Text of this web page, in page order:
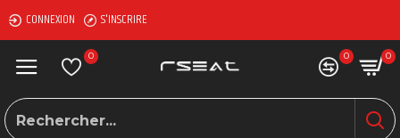
CONNEXION S'INSCRIRE
0 0 0